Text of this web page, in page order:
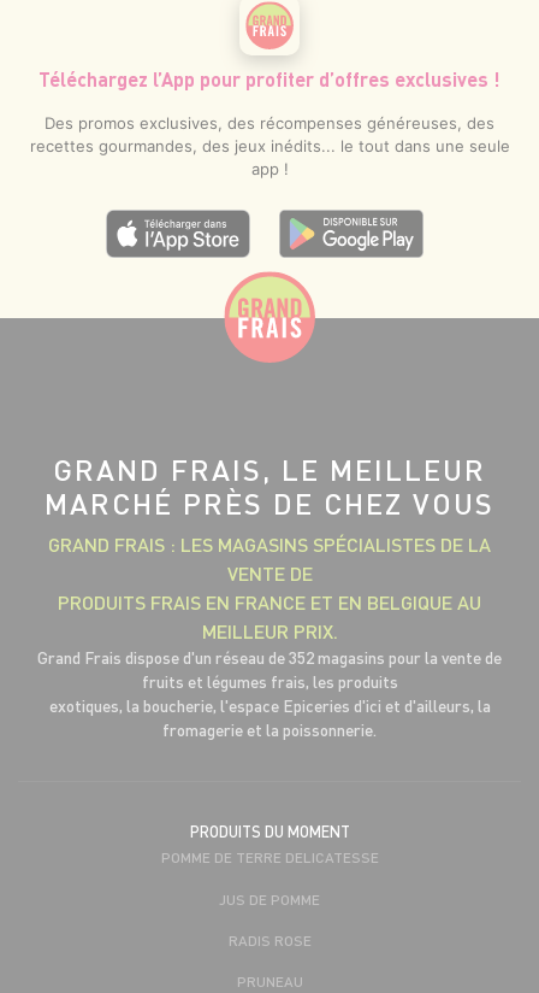
Téléchargez l’App pour profiter d’offres exclusives !
Des promos exclusives, des récompenses généreuses, des
recettes gourmandes, des jeux inédits... le tout dans une seule
app !
GRAND FRAIS, LE MEILLEUR
MARCHÉ PRÈS DE CHEZ VOUS
GRAND FRAIS : LES MAGASINS SPÉCIALISTES DE LA
VENTE DE
PRODUITS FRAIS EN FRANCE ET EN BELGIQUE AU
MEILLEUR PRIX.
Grand Frais dispose d'un réseau de 352 magasins pour la vente de
fruits et légumes frais, les produits
exotiques, la boucherie, l'espace Epiceries d'ici et d'ailleurs, la
fromagerie et la poissonnerie.
PRODUITS DU MOMENT
POMME DE TERRE DELICATESSE
JUS DE POMME
RADIS ROSE
PRUNEAU